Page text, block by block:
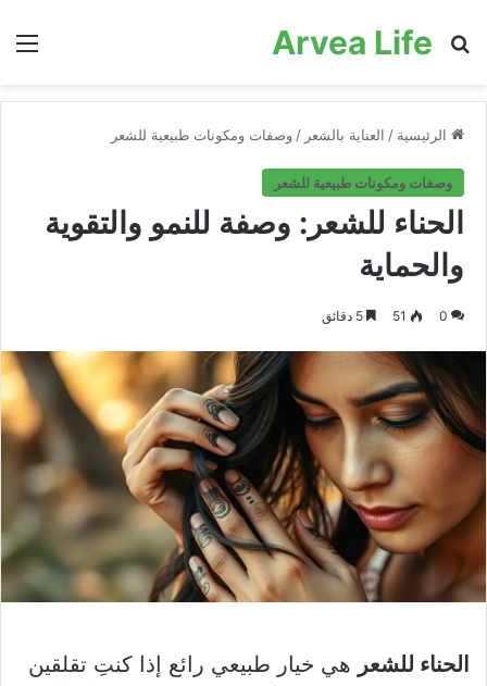
Arvea Life
بحث عن
الرئيسية / العناية بالشعر / وصفات ومكونات طبيعية للشعر
وصفات ومكونات طبيعية للشعر
الحناء للشعر: وصفة للنمو والتقوية
والحماية
0
51
الحناء للشعر هي خيار طبيعي رائع إذا كنتِ تقلقين